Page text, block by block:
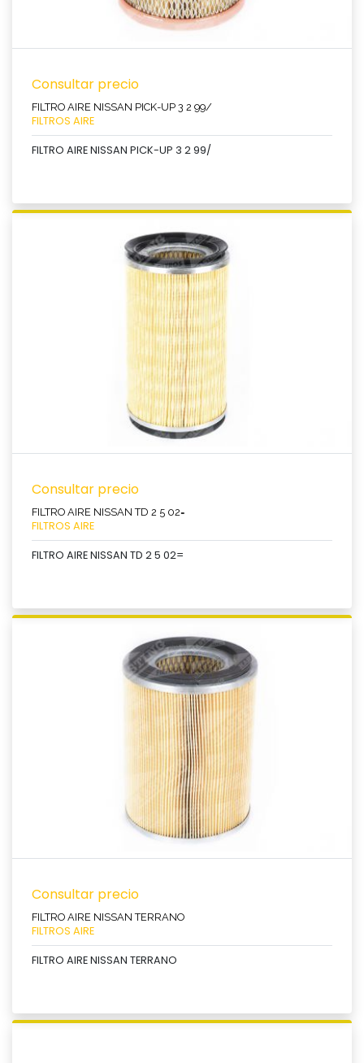
Consultar precio
FILTRO AIRE NISSAN PICK-UP 3 2 99/
FILTROS AIRE
FILTRO AIRE NISSAN PICK-UP 3 2 99/
Ver producto
Consultar precio
FILTRO AIRE NISSAN TD 2 5 02=
FILTROS AIRE
FILTRO AIRE NISSAN TD 2 5 02=
Ver producto
Consultar precio
FILTRO AIRE NISSAN TERRANO
FILTROS AIRE
FILTRO AIRE NISSAN TERRANO